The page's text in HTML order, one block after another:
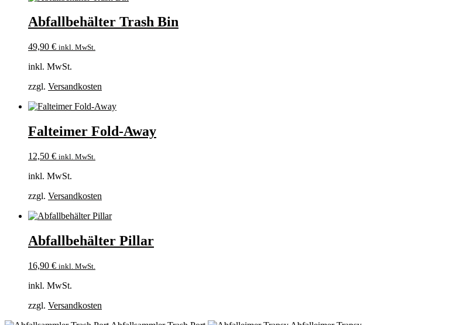
Abfallbehälter Trash Bin
49,90 € inkl. MwSt.
inkl. MwSt.
zzgl. Versandkosten
Falteimer Fold-Away
12,50 € inkl. MwSt.
inkl. MwSt.
zzgl. Versandkosten
Abfallbehälter Pillar
16,90 € inkl. MwSt.
inkl. MwSt.
zzgl. Versandkosten